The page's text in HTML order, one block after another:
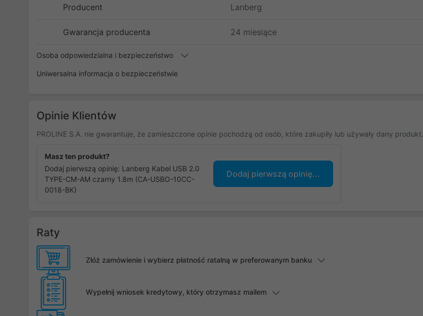
Producent Lanberg
Gwarancja producenta 24 miesiące
Osoba odpowiedzialna i bezpieczeństwo
Uniwersalna informacja o bezpieczeństwie
Opinie Klientów
PROLINE S.A. nie gwarantuje, że zamieszczone opinie pochodzą od osób, które zakupiły lub używały dany produkt.
Masz ten produkt?
Dodaj pierwszą opinię: Lanberg Kabel USB 2.0
TYPE-CM-AM czarny 1.8m (CA-USBO-10CC-
0018-BK)
Dodaj pierwszą opinię...
Raty
Złóż zamówienie i wybierz płatność ratalną w preferowanym banku
Wypełnij wniosek kredytowy, który otrzymasz mailem